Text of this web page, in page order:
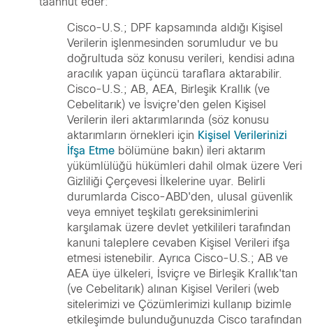
Cisco-U.S.; DPF kapsamında aldığı Kişisel
Verilerin işlenmesinden sorumludur ve bu
doğrultuda söz konusu verileri, kendisi adına
aracılık yapan üçüncü taraflara aktarabilir.
Cisco-U.S.; AB, AEA, Birleşik Krallık (ve
Cebelitarık) ve İsviçre'den gelen Kişisel
Verilerin ileri aktarımlarında (söz konusu
aktarımların örnekleri için Kişisel Verilerinizi
İfşa Etme bölümüne bakın) ileri aktarım
yükümlülüğü hükümleri dahil olmak üzere Veri
Gizliliği Çerçevesi İlkelerine uyar. Belirli
durumlarda Cisco-ABD'den, ulusal güvenlik
veya emniyet teşkilatı gereksinimlerini
karşılamak üzere devlet yetkilileri tarafından
kanuni taleplere cevaben Kişisel Verileri ifşa
etmesi istenebilir. Ayrıca Cisco-U.S.; AB ve
AEA üye ülkeleri, İsviçre ve Birleşik Krallık'tan
(ve Cebelitarık) alınan Kişisel Verileri (web
sitelerimizi ve Çözümlerimizi kullanıp bizimle
etkileşimde bulunduğunuzda Cisco tarafından